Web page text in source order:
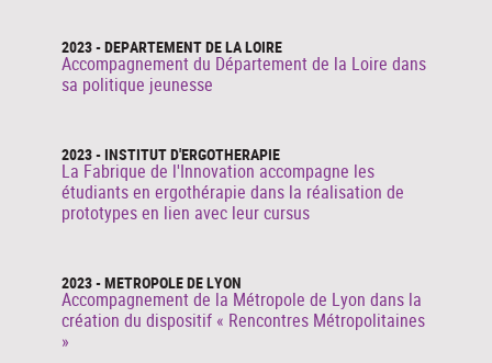
2023 - DEPARTEMENT DE LA LOIRE
Accompagnement du Département de la Loire dans
sa politique jeunesse
2023 - INSTITUT D'ERGOTHERAPIE
La Fabrique de l'Innovation accompagne les
étudiants en ergothérapie dans la réalisation de
prototypes en lien avec leur cursus
2023 - METROPOLE DE LYON
Accompagnement de la Métropole de Lyon dans la
création du dispositif « Rencontres Métropolitaines
»